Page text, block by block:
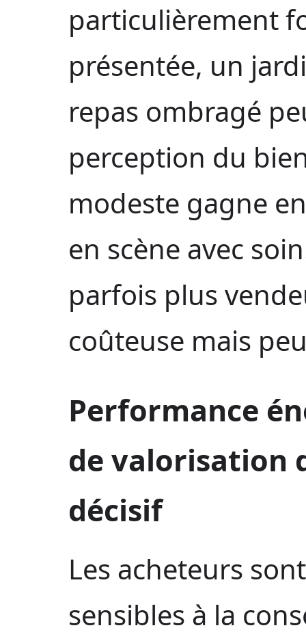
particulièrement
présentée, un
repas ombragé
perception du
modeste gagne
en scène avec
parfois plus
coûteuse mais
Performance
de valorisation
décisif
Les acheteurs
sensibles à la